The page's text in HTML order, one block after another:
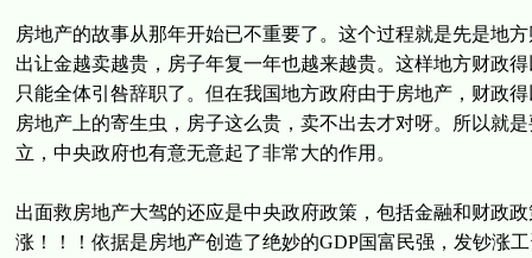
房地产的故事从那年开始已不重要了。这个过程就是先是地
出让金越卖越贵，房子年复一年也越来越贵。这样地方财政
只能全体引咎辞职了。但在我国地方政府由于房地产，财政
房地产上的寄生虫，房子这么贵，卖不出去才对呀。所以就
立，中央政府也有意无意起了非常大的作用。
出面救房地产大驾的还应是中央政府政策，包括金融和财政
涨！！！依据是房地产创造了绝妙的GDP国富民强，发钞涨